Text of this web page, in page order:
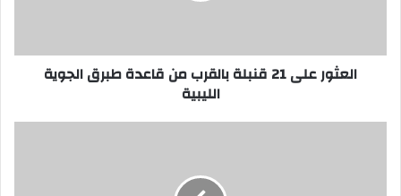
الجوية
الليبية
العثور على 21 قنبلة بالقرب من قاعدة طبرق الجوية
الليبية